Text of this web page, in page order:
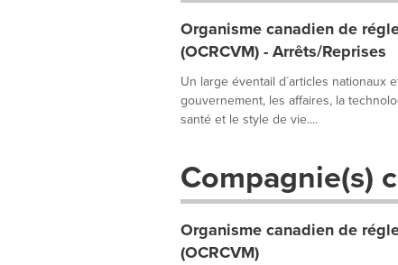
Organisme canadien de
(OCRCVM) - Arrêts/Reprises
Un large éventail d´articles
gouvernement, les affaires, la
santé et le style de vie....
Compagnie(s)
Organisme canadien de
(OCRCVM)